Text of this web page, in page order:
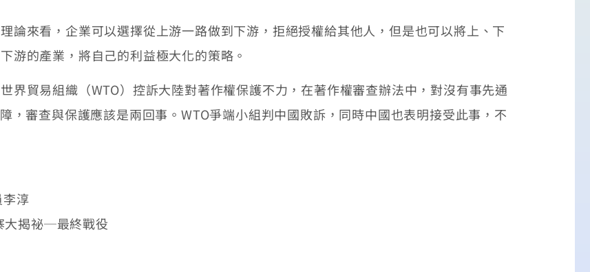
論來看，企業可以選擇從上游一路做到下游，拒絕授權給其他人，但是也可以將上、下
游的產業，將自己的利益極大化的策略。
界貿易組織（WTO）控訴大陸對著作權保護不力，在著作權審查辦法中，對沒有事先通
，審查與保護應該是兩回事。WTO爭端小組判中國敗訴，同時中國也表明接受此事，不
淳
大揭祕─最終戰役